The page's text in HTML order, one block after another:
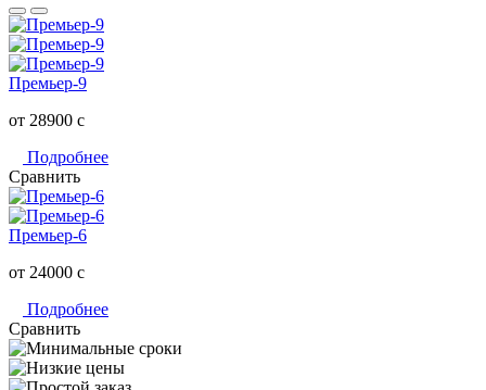
Премьер-9
от 28900 c
Подробнее
Сравнить
Премьер-6
от 24000 c
Подробнее
Сравнить